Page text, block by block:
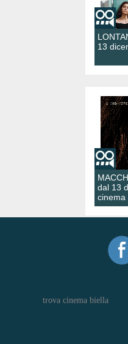
13
dal 13
cinema
trova cinema biella